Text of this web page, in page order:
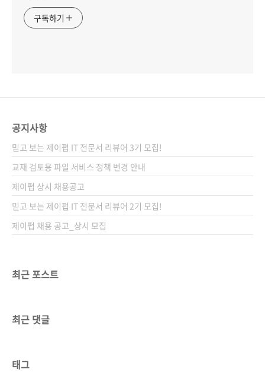
구독하기
공지사항
믿고 보는 제이펍 IT 전문서 리뷰어 3기 모집!
교재 검토용 파일 서비스 정책 변경 안내
제이펍 상시 채용공고
믿고 보는 제이펍 IT 전문서 리뷰어 2기 모집!
제이펍 채용 공고_상시 모집
최근 포스트
최근 댓글
태그